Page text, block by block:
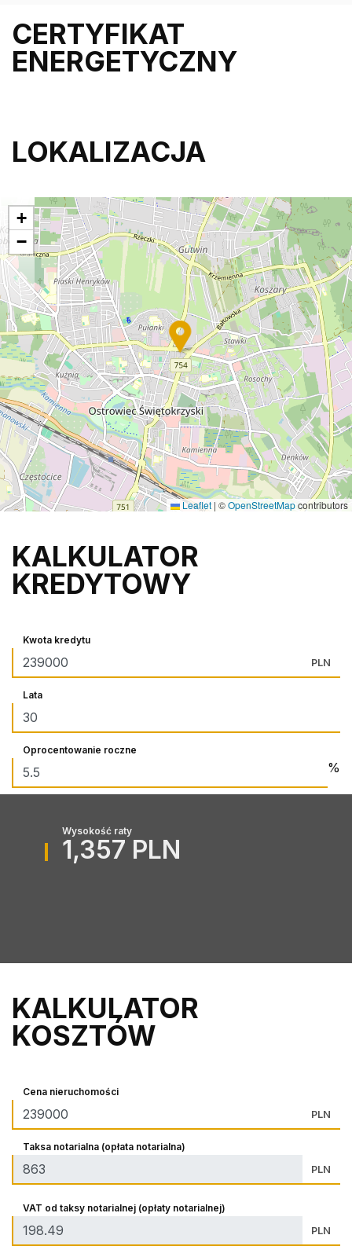
CERTYFIKAT
ENERGETYCZNY
LOKALIZACJA
+
−
Leaflet | ©OpenStreetMapcontributors
KALKULATOR
KREDYTOWY
Kwota kredytu
PLN
Lata
Oprocentowanie roczne
%
Wysokość raty
1,357 PLN
KALKULATOR
KOSZTÓW
Cena nieruchomości
PLN
Taksa notarialna (opłata notarialna)
PLN
VAT od taksy notarialnej (opłaty notarialnej)
PLN